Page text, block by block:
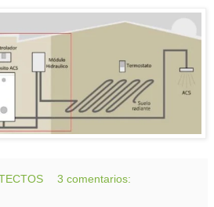
3 comentarios: